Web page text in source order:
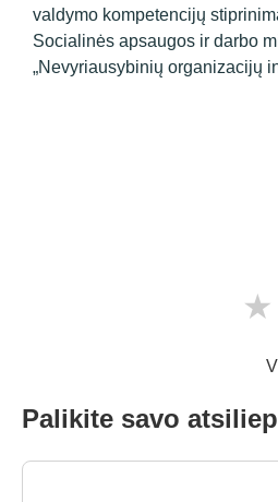
valdymo kompetencijų
Socialinės apsaugos ir darbo
„Nevyriausybinių organizacijų
★
Palikite savo